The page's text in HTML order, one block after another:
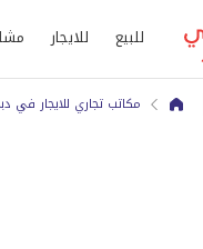
للبيع للايجار
مكاتب تجاري للايجار في